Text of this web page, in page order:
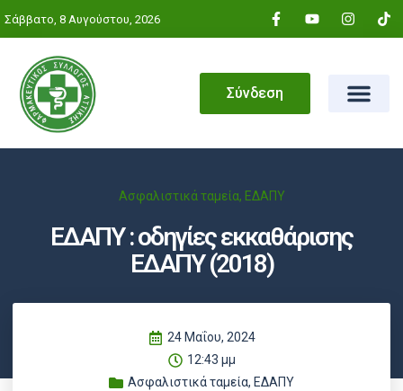
Σάββατο, 8 Αυγούστου, 2026
Σύνδεση
Ασφαλιστικά ταμεία, ΕΔΑΠΥ
ΕΔΑΠΥ : οδηγίες εκκαθάρισης
ΕΔΑΠΥ (2018)
24 Μαΐου, 2024
12:43 μμ
Ασφαλιστικά ταμεία, ΕΔΑΠΥ